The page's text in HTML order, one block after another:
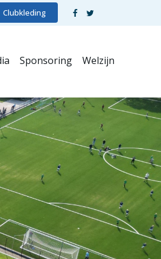
Clubkleding
Sponsoring Welzijn